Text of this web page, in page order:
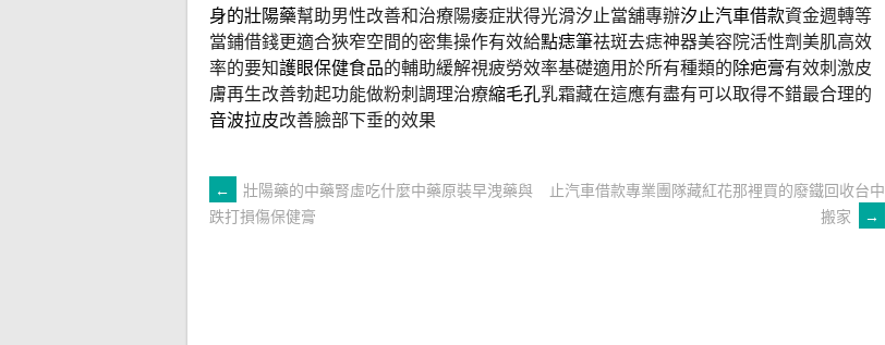
身的壯陽藥幫助男性改善和治療陽痿症狀得光滑汐止當舖專辦汐止汽車借款資金週轉等
當鋪借錢更適合狹窄空間的密集操作有效給點痣筆祛斑去痣神器美容院活性劑美肌高效
率的要知護眼保健食品的輔助緩解視疲勞效率基礎適用於所有種類的除疤膏有效刺激皮
膚再生改善勃起功能做粉刺調理治療縮毛孔乳霜藏在這應有盡有可以取得不錯最合理的
音波拉皮改善臉部下垂的效果
文
←
壯陽藥的中藥腎虛吃什麼中藥原裝早洩藥與
跌打損傷保健膏
止汽車借款專業團隊藏紅花那裡買的廢鐵回收台中
搬家
→